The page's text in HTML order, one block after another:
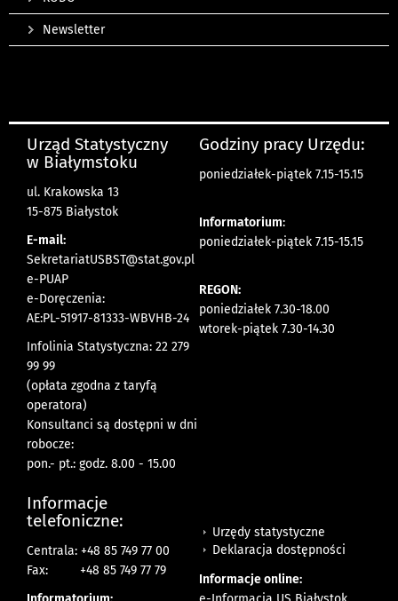
Newsletter
Urząd Statystyczny
w Białymstoku
ul. Krakowska 13
15-875 Białystok
E-mail:
SekretariatUSBST@stat.gov.pl
e-PUAP
e-Doręczenia:
AE:PL-51917-81333-WBVHB-24
Infolinia Statystyczna: 22 279
99 99
(opłata zgodna z taryfą
operatora)
Konsultanci są dostępni w dni
robocze:
pon.- pt.: godz. 8.00 - 15.00
Godziny pracy Urzędu:
poniedziałek-piątek 7.15-15.15
Informatorium:
poniedziałek-piątek 7.15-15.15
REGON:
poniedziałek 7.30-18.00
wtorek-piątek 7.30-14.30
Informacje
telefoniczne:
Centrala: +48 85 749 77 00
Fax:
+48 85 749 77 79
Urzędy statystyczne
Deklaracja dostępności
Informacje online: